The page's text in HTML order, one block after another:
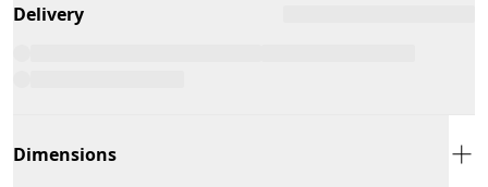
Delivery
Dimensions